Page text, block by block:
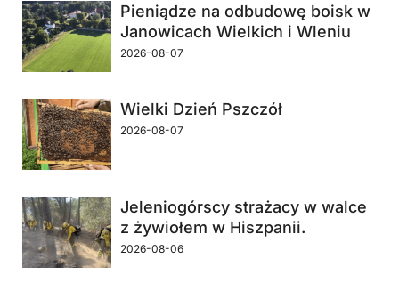
Pieniądze na odbudowę boisk w
Janowicach Wielkich i Wleniu
2026-08-07
Wielki Dzień Pszczół
2026-08-07
Jeleniogórscy strażacy w walce
z żywiołem w Hiszpanii.
2026-08-06